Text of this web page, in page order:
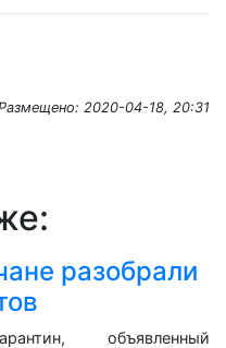
2020-04-18, 20:31
разобрали
объявленный